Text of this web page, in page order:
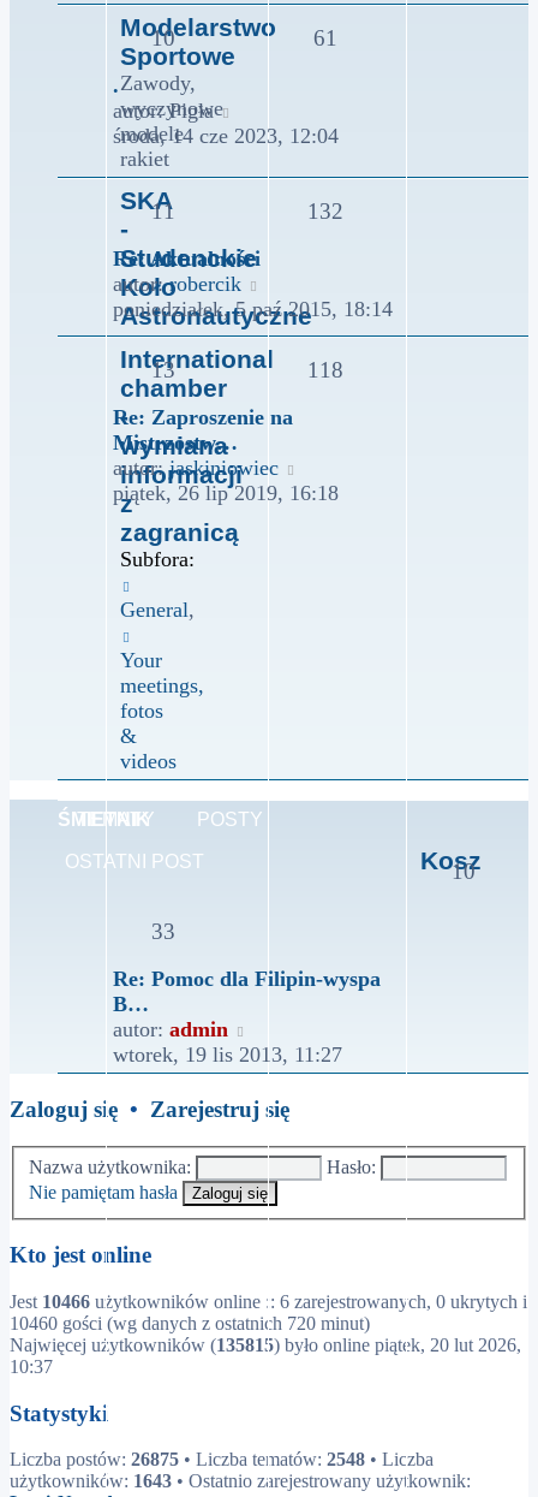
Modelarstwo
Sportowe
Zawody,
wyczynowe
modele
rakiet
10 61
.
autor:Pigła
najnowszy
środa, 14 cze 2023, 12:04
SKA
-
Studenckie
Koło
Astronautyczne
11 132
Re: Aktualności
autor:robercik
najnowszy
post
poniedziałek, 5 paź 2015, 18:14
International
chamber
-
wymiana
informacji
z
zagranicą
Subfora:
General,
Your
meetings,
fotos
&
videos
13 118
Re: Zaproszenie na
Mistrzostw…
autor:jaskiniowiec
najnowszy
piątek, 26 lip 2019, 16:18
ŚMIETNIK
TEMATY POSTY
OSTATNI POST Kosz
10
33
Re: Pomoc dla Filipin-wyspa
B…
autor: admin
najnowszy
post
wtorek, 19 lis 2013, 11:27
Zaloguj się • Zarejestruj się
Nazwa użytkownika:
Hasło:
Nie pamiętam hasła
Kto jest online
Jest 10466 użytkowników online :: 6 zarejestrowanych, 0 ukrytych i
10460 gości (wg danych z ostatnich 720 minut)
Najwięcej użytkowników (135815) było online piątek, 20 lut 2026,
10:37
Statystyki
Liczba postów: 26875 • Liczba tematów: 2548 • Liczba
użytkowników: 1643 • Ostatnio zarejestrowany użytkownik: